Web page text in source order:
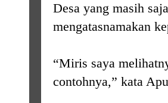
Desa yang masih
mengatasnamakan
“Miris saya
contohnya,” kata